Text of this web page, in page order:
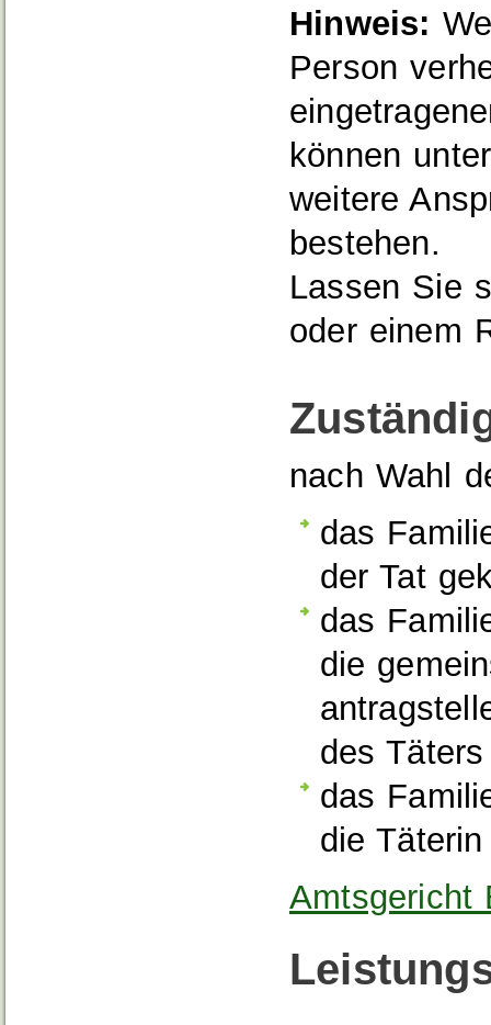
Hinweis:
Person
können
weitere
bestehen.
Lassen Sie
oder einem
nach Wahl
das
der Tat
das
die
des
das
die
Amtsgericht